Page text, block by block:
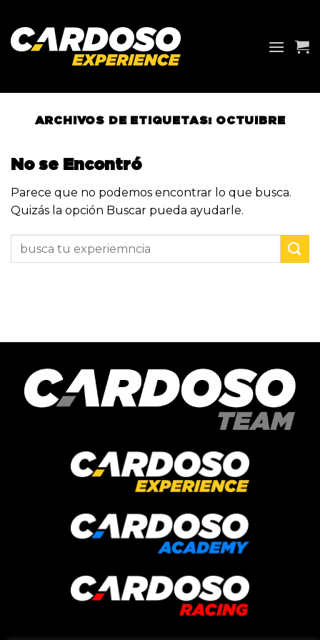
contenido
ARCHIVOS DE ETIQUETAS: OCTUIBRE
No se Encontró
Parece que no podemos encontrar lo que busca.
Quizás la opción Buscar pueda ayudarle.